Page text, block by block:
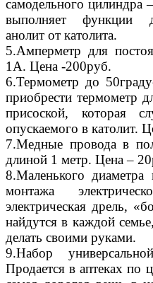
самодельного
выполняет функции
анолит от католита.
5.Амперметр для
1А. Цена -200руб.
6.Термометр до
приобрести термометр
присоской, которая
опускаемого в католит.
7.Медные провода в
длиной 1 метр. Цена –
8.Маленького
монтажа
электрическая дрель,
найдутся в каждой
делать своими руками.
9.Набор
Продается в аптеках по